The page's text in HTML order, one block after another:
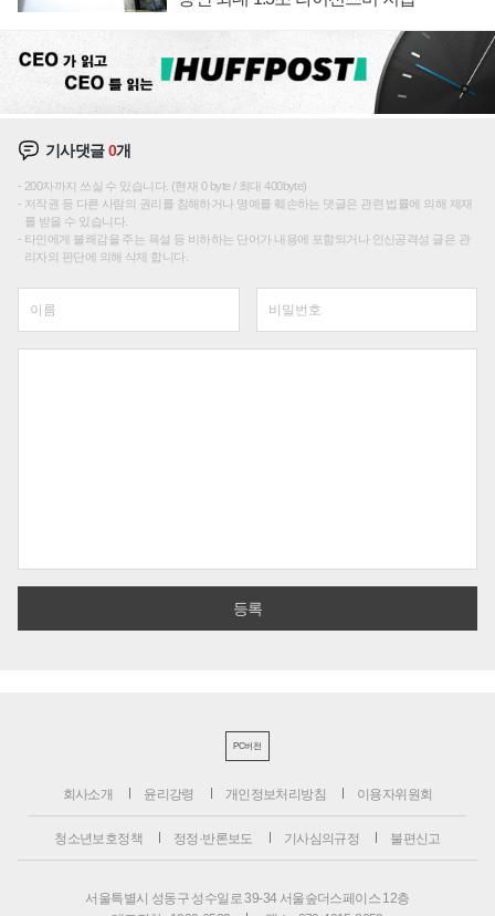
기사댓글0개
200자까지 쓰실 수 있습니다. (현재 0 byte / 최대 400byte)
저작권 등 다른 사람의 권리를 침해하거나 명예를 훼손하는 댓글은 관련 법률에 의해 제재
를 받을 수 있습니다.
타인에게 불쾌감을 주는 욕설 등 비하하는 단어가 내용에 포함되거나 인신공격성 글은 관
리자의 판단에 의해 삭제 합니다.
PC버전
회사소개 윤리강령 개인정보처리방침 이용자위원회
청소년보호정책 정정·반론보도 기사심의규정 불편신고
서울특별시 성동구 성수일로 39-34 서울숲더스페이스 12층